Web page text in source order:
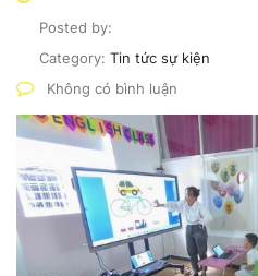
Posted by:
Category: Tin tức sự kiện
Không có bình luận